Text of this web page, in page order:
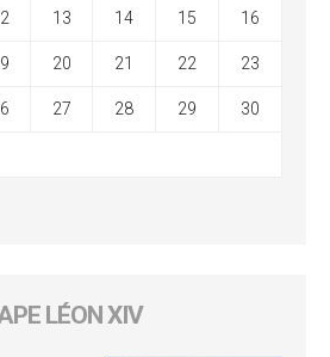
13 14 15 16
20 21 22 23
27 28 29 30
LÉON XIV